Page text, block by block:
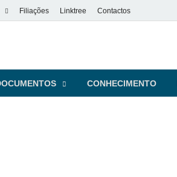
Filiações Linktree Contactos
CONHECIMENTO